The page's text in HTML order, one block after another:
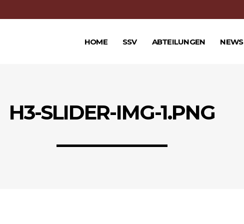
HOME SSV ABTEILUNGEN NEWS
H3-SLIDER-IMG-1.PNG